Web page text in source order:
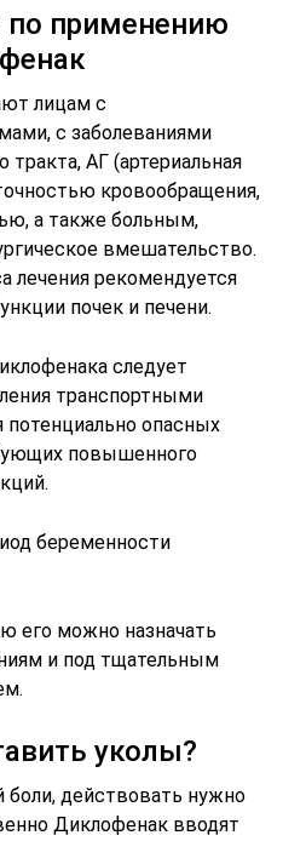
по применению
лицам с
с заболеваниями
тракта, АГ (артериальная
кровообращения,
а также больным,
вмешательство.
лечения рекомендуется
почек и печени.
следует
транспортными
опасных
повышенного
беременности
его можно назначать
и под тщательным
уколы?
боли, действовать нужно
Диклофенак вводят